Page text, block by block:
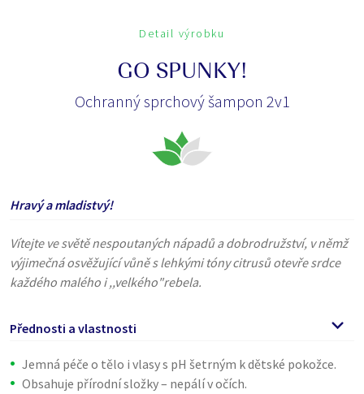
Detail výrobku
GO SPUNKY!
Ochranný sprchový šampon 2v1
Hravý a mladistvý!
Vítejte ve světě nespoutaných nápadů a dobrodružství, v němž
výjimečná osvěžující vůně s lehkými tóny citrusů otevře srdce
každého malého i ,,velkého"rebela.
Přednosti a vlastnosti
Jemná péče o tělo i vlasy s pH šetrným k dětské pokožce.
Obsahuje přírodní složky – nepálí v očích.